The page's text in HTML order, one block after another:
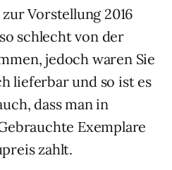
Vorstellung 2016
schlecht von der
jedoch waren Sie
lieferbar und so ist es
dass man in
Exemplare
zahlt.